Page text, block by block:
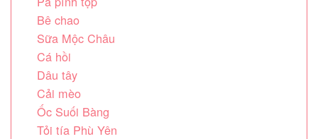
Bê chao
Sữa Mộc Châu
Cá hồi
Dâu tây
Cải mèo
Ốc Suối Bàng
Tỏi tía Phù Yên